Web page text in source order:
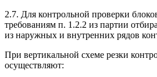
2.7. Для контрольной проверки
требованиям п. 1.2.2 из партии
из наружных и внутренних рядов
При вертикальной схеме резки
осуществляют: